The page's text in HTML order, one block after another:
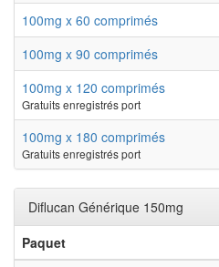
100mg x 60 comprimés
100mg x 90 comprimés
100mg x 120 comprimés
Gratuits enregistrés port
100mg x 180 comprimés
Gratuits enregistrés port
Diflucan Générique 150mg
Paquet